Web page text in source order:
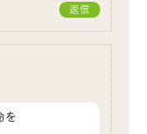
返信
を